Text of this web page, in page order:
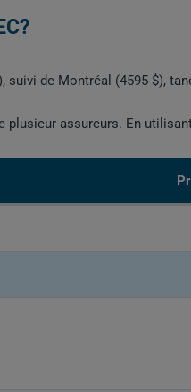
de Montréal (4595 $),
assureurs. En